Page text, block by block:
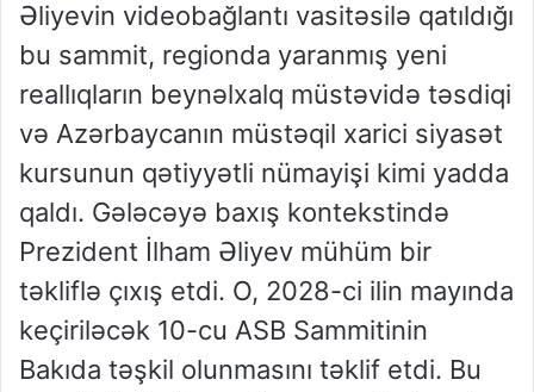
Əliyevin videobağlantı vasitəsilə qatıldığı
bu sammit, regionda yaranmış yeni
reallıqların beynəlxalq müstəvidə təsdiqi
və Azərbaycanın müstəqil xarici siyasət
kursunun qətiyyətli nümayişi kimi yadda
qaldı. Gələcəyə baxış kontekstində
Prezident İlham Əliyev mühüm bir
təkliflə çıxış etdi. O, 2028-ci ilin mayında
keçiriləcək 10-cu ASB Sammitinin
Bakıda təşkil olunmasını təklif etdi. Bu